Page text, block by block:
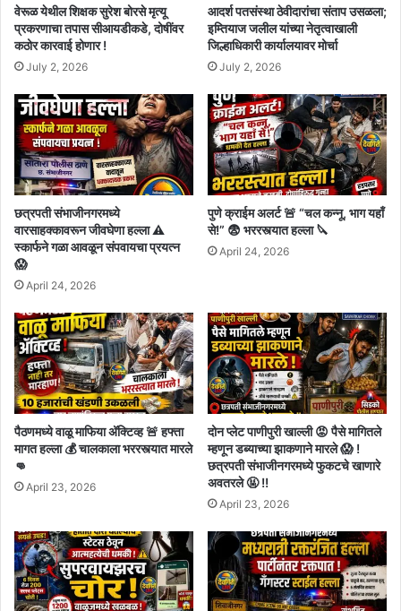
वेरूळ येथील शिक्षक सुरेश बोरसे मृत्यू
प्रकरणाचा तपास सीआयडीकडे, दोषींवर
कठोर कारवाई होणार !
July 2, 2026
आदर्श पतसंस्था ठेवीदारांचा संताप उसळला;
इम्तियाज जलील यांच्या नेतृत्वाखाली
जिल्हाधिकारी कार्यालयावर मोर्चा
July 2, 2026
छत्रपती संभाजीनगरमध्ये
वारसाहक्कावरून जीवघेणा हल्ला ⚠️
स्कार्फने गळा आवळून संपवायचा प्रयत्न
😱
April 24, 2026
पुणे क्राईम अलर्ट 🚨 “चल कन्नू, भाग यहाँ
से!” 😨 भररस्त्यात हल्ला 🔪
April 24, 2026
पैठणमध्ये वाळू माफिया अ‍ॅक्टिव्ह 🚨 हफ्ता
मागत हल्ला 💰 चालकाला भररस्त्यात मारले
👊
April 23, 2026
दोन प्लेट पाणीपुरी खाल्ली 😡 पैसे मागितले
म्हणून डब्याच्या झाकणाने मारले 😱 !
छत्रपती संभाजीनगरमध्ये फुकटचे खाणारे
अवतरले 🤬 !!
April 23, 2026